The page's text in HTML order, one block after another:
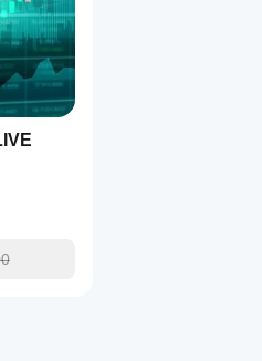
니다.
측 가능합니다.